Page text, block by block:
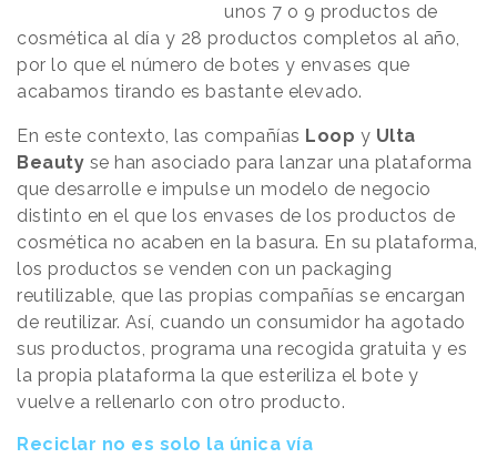
unos 7 o 9 productos de
cosmética al día y 28 productos completos al año,
por lo que el número de botes y envases que
acabamos tirando es bastante elevado.
En este contexto, las compañías Loop y Ulta
Beauty se han asociado para lanzar una plataforma
que desarrolle e impulse un modelo de negocio
distinto en el que los envases de los productos de
cosmética no acaben en la basura. En su plataforma,
los productos se venden con un packaging
reutilizable, que las propias compañías se encargan
de reutilizar. Así, cuando un consumidor ha agotado
sus productos, programa una recogida gratuita y es
la propia plataforma la que esteriliza el bote y
vuelve a rellenarlo con otro producto.
Reciclar no es solo la única vía